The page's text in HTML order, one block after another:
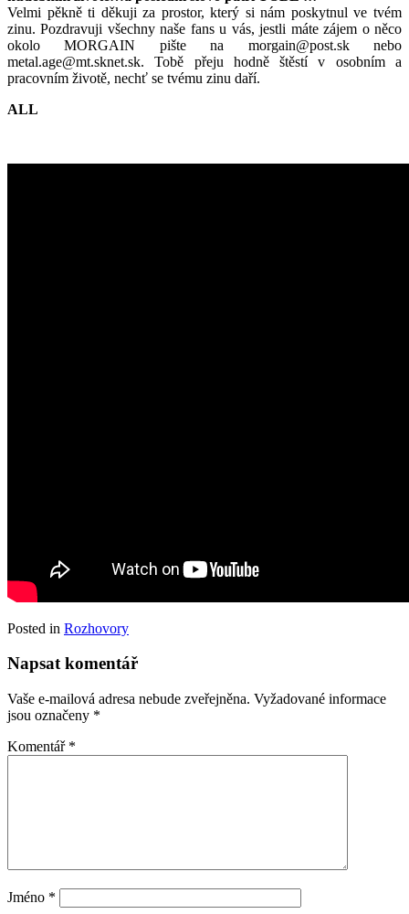
Velmi pěkně ti děkuji za prostor, který si nám poskytnul ve tvém
zinu. Pozdravuji všechny naše fans u vás, jestli máte zájem o něco
okolo MORGAIN pište na morgain@post.sk nebo
metal.age@mt.sknet.sk. Tobě přeju hodně štěstí v osobním a
pracovním životě, nechť se tvému zinu daří.
ALL
Posted in Rozhovory
Napsat komentář
Vaše e-mailová adresa nebude zveřejněna. Vyžadované informace
jsou označeny *
Komentář *
Jméno *